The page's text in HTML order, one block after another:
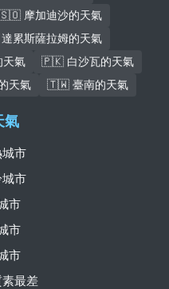
摩加迪沙的天氣
累斯薩拉姆的天氣
氣
🇵🇰 白沙瓦的天氣
天氣 🇹🇼 臺南的天氣
氣
城市
城市
市
市
市
素最差